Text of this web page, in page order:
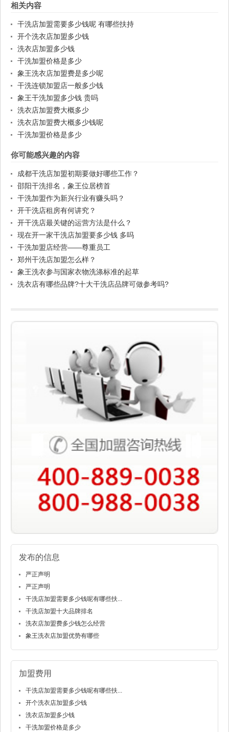
相关内容
干洗店加盟需要多少钱呢 有哪些扶持
开个洗衣店加盟多少钱
洗衣店加盟多少钱
干洗加盟价格是多少
象王洗衣店加盟费是多少呢
干洗连锁加盟店一般多少钱
象王干洗加盟多少钱 贵吗
洗衣店加盟费大概多少
洗衣店加盟费大概多少钱呢
干洗加盟价格是多少
你可能感兴趣的内容
成都干洗店加盟初期要做好哪些工作？
邵阳干洗排名，象王位居榜首
干洗加盟作为新兴行业有赚头吗？
开干洗店租房有何讲究？
开干洗店最关键的运营方法是什么？
现在开一家干洗店加盟要多少钱 多吗
干洗加盟店经营——尊重员工
郑州干洗店加盟怎么样？
象王洗衣参与国家衣物洗涤标准的起草
洗衣店有哪些品牌?十大干洗店品牌可做参考吗?
发布的信息
严正声明
严正声明
干洗店加盟需要多少钱呢有哪些扶...
干洗店加盟十大品牌排名
洗衣店加盟费多少钱怎么经营
象王洗衣店加盟优势有哪些
加盟费用
干洗店加盟需要多少钱呢有哪些扶...
开个洗衣店加盟多少钱
洗衣店加盟多少钱
干洗加盟价格是多少